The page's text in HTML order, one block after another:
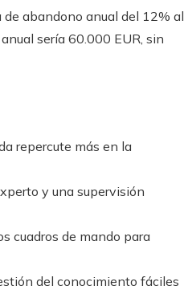
abandono anual del 12% al
sería 60.000 EUR, sin
repercute más en la
y una supervisión
cuadros de mando para
del conocimiento fáciles